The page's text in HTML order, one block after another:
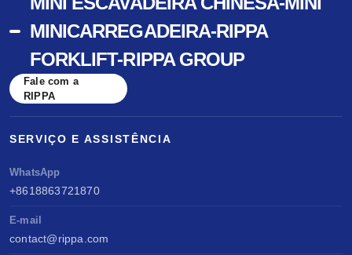
MINICARREGADEIRA-RIPPA
FORKLIFT-RIPPA GROUP
Fale com a
RIPPA
SERVIÇO E ASSISTÊNCIA
WhatsApp
+8618863721870
E-mail
contact@rippa.com